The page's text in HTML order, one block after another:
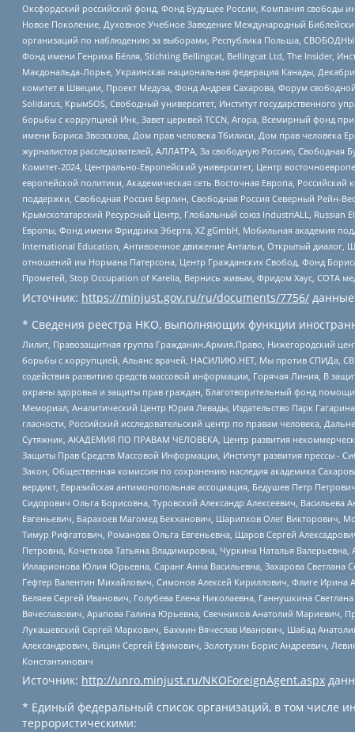
Оксфордский российский фонд, Фонд Будущее России, Компания свободы
Новое Поколение, Духовное Учебное Заведение Международный
организаций по наблюдению за выборами, Республика Польша,
Фонд имени Генриха Бёлля, Stichting Bellingcat, Bellingcat Ltd, The Insider,
Макдональда-Лорье, Украинская национальная федерация Канады,
комитет в Швеции, Проект Медуза, Фонд Андрея Сахарова, Форум
Solidarus, КрымSOS, Свободный университет, Институт государственного
борьбы с коррупцией Инк, Завет церквей TCCN, Агора, Всемирный фонд
имени Бориса Звозскова, Дом прав человека Тбилиси, Дом прав человека
журналистов расследователей, АЛЛАТРА, За свободную Россию, Свободная
Комитет-2024, Центрально-Европейский университет, Центр
европейской политики, Академическая сеть Восточная Европа,
поддержки, Свободная Россия Берлин, Свободная Россия Северный Рейн-
Крымскотатарский Ресурсный Центр, Глобальный союз IndustriALL,
Европы, Фонд имени Фридриха Эберта, XZ gGmbH, Мобильная академия
International Education, Антивоенное движение Антальи, Открытый
отношений им Нормана Патерсона, Центр Гражданских Свобод, Фонд
Прометей, Stop Occupation of Karelia, Вернись живым, Фридом Хаус, СОТА
Источник: https://minjust.gov.ru/ru/documents/7756/
* Сведения реестра НКО, выполняющих функции
Лилит, Правозащитная группа Гражданин.Армия.Право, Нижегородский
борьбы с коррупцией, Альянс врачей, НАСИЛИЮ.НЕТ, Мы против СПИДа,
содействия развитию средств массовой информации, Горячая Линия, В
охраны здоровья и защиты прав граждан, Благотворительный фонд
Мемориал, Аналитический Центр Юрия Левады, Издательство Парк
гласности, Российский исследовательский центр по правам человека,
Сутяжник, АКАДЕМИЯ ПО ПРАВАМ ЧЕЛОВЕКА, Центр развития
Защиты Прав Средств Массовой Информации, Институт развития прессы -
Закон, Общественная комиссия по сохранению наследия академика
вердикт, Евразийская антимонопольная ассоциация, Бедушев Петр
Сидорович Ольга Борисовна, Туровский Александр Алексеевич,
Евгеньевич, Барахоев Магомед Бекханович, Шарипков Олег Викторович,
Тимур Рифгатович, Романова Ольга Евгеньевна, Щаров Сергей
Петровна, Кочеткова Татьяна Владимировна, Чуркина Наталья
Илларионова Юлия Юрьевна, Саранг Анна Васильевна, Захарова
Гефтер Валентин Михайлович, Симонов Алексей Кириллович, Флиге
Беляев Сергей Иванович, Голубева Елена Николаевна, Ганнушкина
Вячеславович, Арапова Галина Юрьевна, Свечников Анатолий Мариевич,
Лукашевский Сергей Маркович, Бахмин Вячеслав Иванович, Шабад
Александрович, Вицин Сергей Ефимович, Золотухин Борис Андреевич,
Константинович
Источник: http://unro.minjust.ru/NKOForeignAgent.aspx
* Единый федеральный список организаций, в том числе
террористическими: